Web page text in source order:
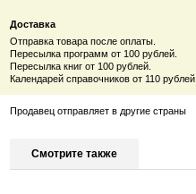
Доставка
Отправка товара после оплаты.
Пересылка программ от 100 рублей.
Пересылка книг от 100 рублей.
Календарей справочников от 110 рублей.
Продавец отправляет в другие страны
Смотрите также